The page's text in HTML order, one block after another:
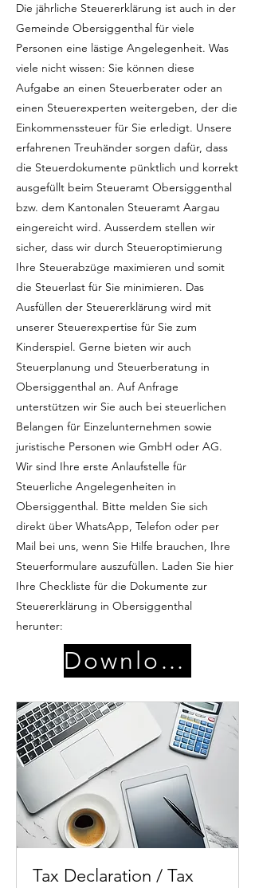
Die jährliche Steuererklärung ist auch in der
Gemeinde Obersiggenthal für viele
Personen eine lästige Angelegenheit. Was
viele nicht wissen: Sie können diese
Aufgabe an einen Steuerberater oder an
einen Steuerexperten weitergeben, der die
Einkommenssteuer für Sie erledigt. Unsere
erfahrenen Treuhänder sorgen dafür, dass
die Steuerdokumente pünktlich und korrekt
ausgefüllt beim Steueramt Obersiggenthal
bzw. dem Kantonalen Steueramt Aargau
eingereicht wird. Ausserdem stellen wir
sicher, dass wir durch Steueroptimierung
Ihre Steuerabzüge maximieren und somit
die Steuerlast für Sie minimieren. Das
Ausfüllen der Steuererklärung wird mit
unserer Steuerexpertise für Sie zum
Kinderspiel. Gerne bieten wir auch
Steuerplanung und Steuerberatung in
Obersiggenthal an. Auf Anfrage
unterstützen wir Sie auch bei steuerlichen
Belangen für Einzelunternehmen sowie
juristische Personen wie GmbH oder AG.
Wir sind Ihre erste Anlaufstelle für
Steuerliche Angelegenheiten in
Obersiggenthal. Bitte melden Sie sich
direkt über WhatsApp, Telefon oder per
Mail bei uns, wenn Sie Hilfe brauchen, Ihre
Steuerformulare auszufüllen. Laden Sie hier
Ihre Checkliste für die Dokumente zur
Steuererklärung in Obersiggenthal
herunter:
Download
Tax Declaration / Tax